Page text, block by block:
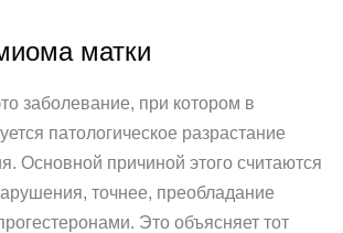
матки
заболевание, при котором в
патологическое разрастание
Основной причиной этого считаются
точнее, ­преобладание
Это объясняет тот